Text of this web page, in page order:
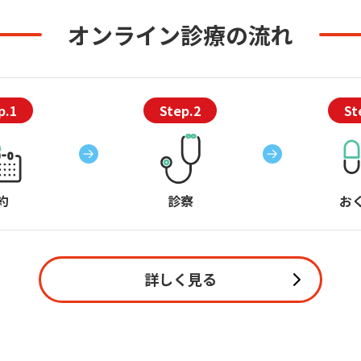
オンライン診療の流れ
Step.2
診察 お
詳しく見る